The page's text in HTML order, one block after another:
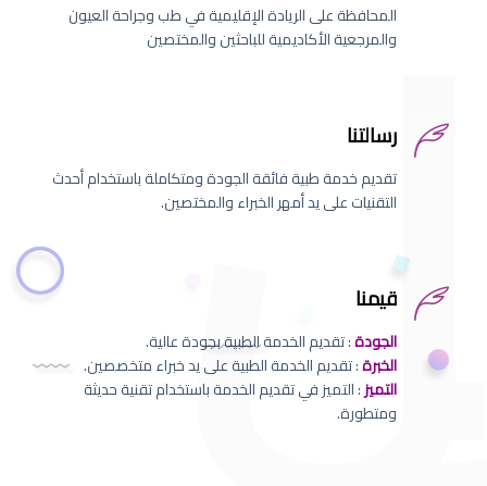
المحافظة على الريادة الإقليمية في طب وجراحة العيون
والمرجعية الأكاديمية للباحثين والمختصين
رسالتنا
تقديم خدمة طبية فائقة الجودة ومتكاملة باستخدام أحدث
التقنيات على يد أمهر الخبراء والمختصين.
قيمنا
الجودة: تقديم الخدمة الطبية بجودة عالية.
الخبرة: تقديم الخدمة الطبية على يد خبراء متخصصين.
التميز: التميز في تقديم الخدمة باستخدام تقنية حديثة
ومتطورة.